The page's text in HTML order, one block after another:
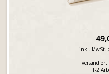
inkl. MwSt.
1-2